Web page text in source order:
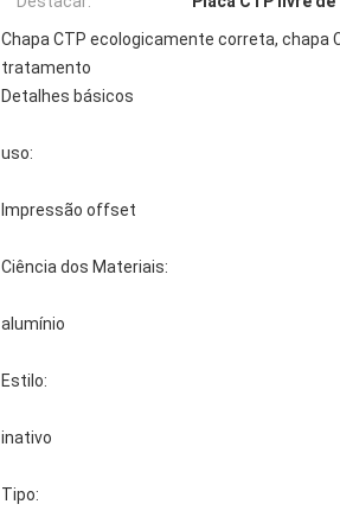
Chapa CTP ecologicamente correta, chapa
tratamento
Detalhes básicos
uso:
Impressão offset
Ciência dos Materiais:
alumínio
Estilo:
inativo
Tipo: